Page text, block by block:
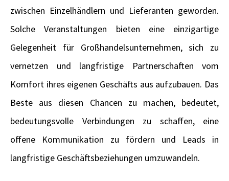
zwischen Einzelhändlern und Lieferanten geworden.
Solche Veranstaltungen bieten eine einzigartige
Gelegenheit für Großhandelsunternehmen, sich zu
vernetzen und langfristige Partnerschaften vom
Komfort ihres eigenen Geschäfts aus aufzubauen. Das
Beste aus diesen Chancen zu machen, bedeutet,
bedeutungsvolle Verbindungen zu schaffen, eine
offene Kommunikation zu fördern und Leads in
langfristige Geschäftsbeziehungen umzuwandeln.